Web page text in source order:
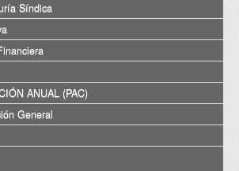
Síndica
ANUAL (PAC)
General